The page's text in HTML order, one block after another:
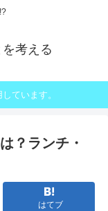
考える
ています。
？ランチ・
はてブ